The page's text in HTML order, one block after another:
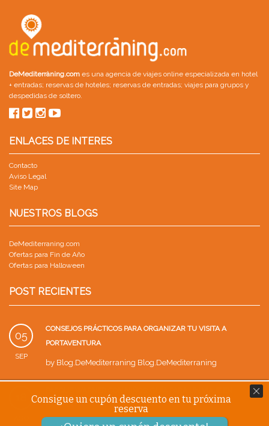
DeMediterràning.com es una agencia de viajes online especializada en hotel
+ entradas; reservas de hoteles; reservas de entradas; viajes para grupos y
despedidas de soltero.
ENLACES DE INTERES
Contacto
Aviso Legal
Site Map
NUESTROS BLOGS
DeMediterraning.com
Ofertas para Fin de Año
Ofertas para Halloween
POST RECIENTES
05
SEP
CONSEJOS PRÁCTICOS PARA ORGANIZAR TU VISITA A
PORTAVENTURA
by Blog.DeMediterraning Blog.DeMediterraning
FAMILIA
Consigue un cupón descuento en tu próxima
reserva